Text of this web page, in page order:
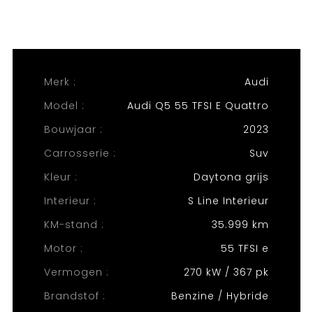
Merk :
Audi
Model :
Audi Q5 55 TFSI E Quattro
Bouwjaar :
2023
Carrosserie :
Suv
Kleur :
Daytona grijs
Interieur :
S Line Interieur
KM-stand :
35.999 km
Motor :
55 TFSI e
Vermogen :
270 kW / 367 pk
Brandstof :
Benzine / Hybride